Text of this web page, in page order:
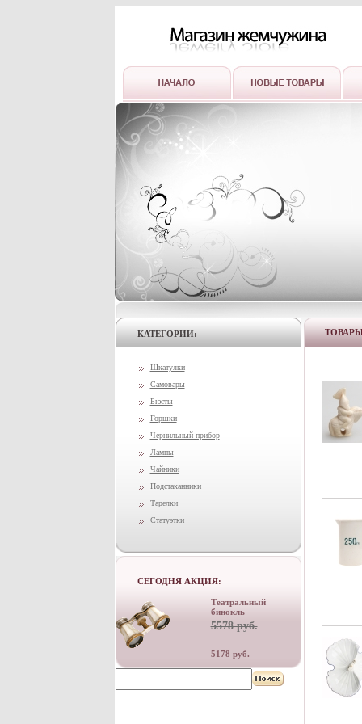
КАТЕГОРИИ:
Шкатулки
Самовары
Бюсты
Горшки
Чернильный прибор
Лампы
Чайники
Подстаканники
Тарелки
Статуэтки
СЕГОДНЯ АКЦИЯ:
Театральный
бинокль
5578 руб.
5178 руб.